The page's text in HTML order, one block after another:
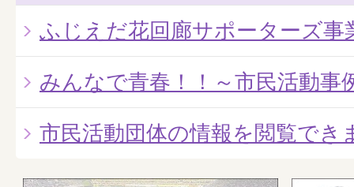
ふじえだ花回廊サポーターズ事
みんなで青春！！～市民活動事
市民活動団体の情報を閲覧でき